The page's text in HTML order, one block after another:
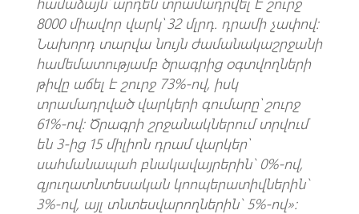
8000 միավոր վարկ՝ 32 մլրդ. դրամի չափով:
Նախորդ տարվա նույն ժամանակաշրջանի
համեմատությամբ ծրագրից օգտվողների
թիվը աճել է շուրջ 73%-ով, իսկ
տրամադրված վարկերի գումարը՝ շուրջ
61%-ով: Ծրագրի շրջանակներում տրվում
են 3-ից 15 միլիոն դրամ վարկեր՝
սահմանապահ բնակավայրերին` 0%-ով,
գյուղատնտեսական կոոպերատիվներին`
3%-ով, այլ տնտեսվարողներին` 5%-ով»: